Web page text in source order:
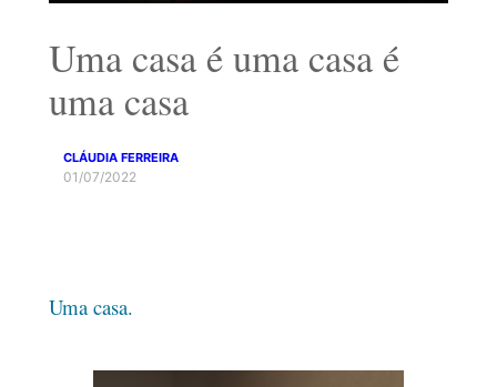
Uma casa é uma casa é
uma casa
CLÁUDIA FERREIRA
01/07/2022
Uma casa.